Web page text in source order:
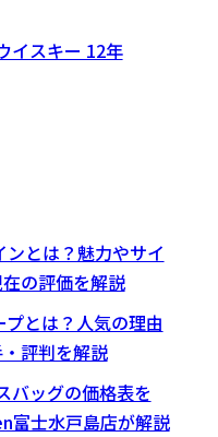
イスキー 12年
とは？魅力やサイ
の評価を解説
とは？人気の理由
評判を解説
バッグの価格表を
富士水戸島店が解説